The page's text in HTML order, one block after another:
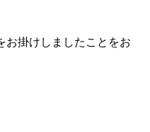
お掛けしましたことをお